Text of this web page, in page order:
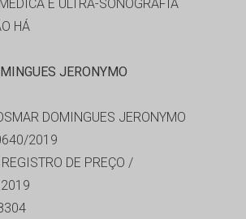
E ULTRA-SONOGRAFIA
HÁ
JERONYMO
DOMINGUES JERONYMO
2019
DE PREÇO /